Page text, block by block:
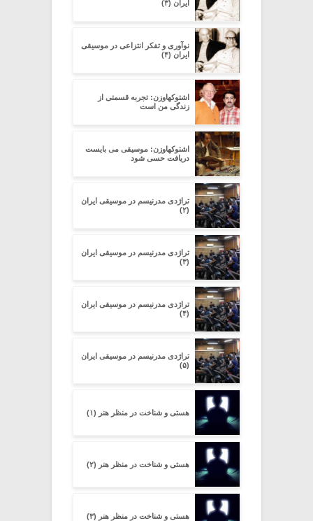
ایران (۳)
نوآوری و تفکر انتزاعی در موسیقی
ایران (۴)
اشتوکهاوزن: تجربه قسمتی از
زندگی من است
اشتوکهاوزن: موسیقی می بایست
دریافت حسی شود
تراژدی مدرنیسم در موسیقی ایران
(۲)
تراژدی مدرنیسم در موسیقی ایران
(۳)
تراژدی مدرنیسم در موسیقی ایران
(۴)
تراژدی مدرنیسم در موسیقی ایران
(۵)
هستی و شناخت در منظر هنر (۱)
هستی و شناخت در منظر هنر (۲)
هستی و شناخت در منظر هنر (۳)